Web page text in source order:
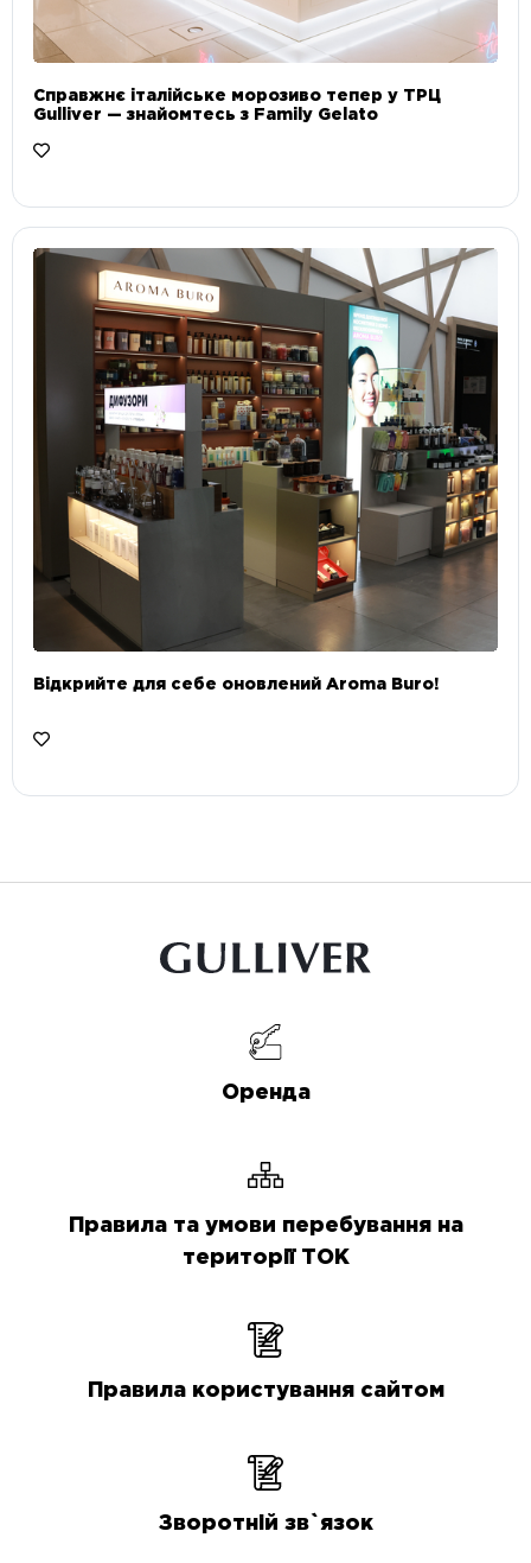
Справжнє італійське морозиво тепер у ТРЦ
Gulliver — знайомтесь з Family Gelato
Відкрийте для себе оновлений Aroma Buro! ⠀
Оренда
Правила та умови перебування на
території ТОК
Правила користування сайтом
Зворотній зв`язок